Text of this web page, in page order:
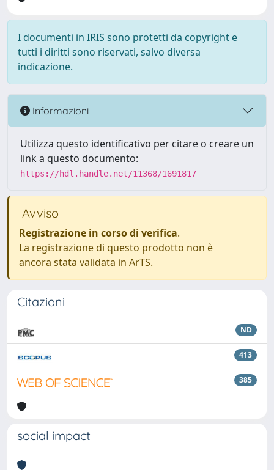
I documenti in IRIS sono protetti da copyright e
tutti i diritti sono riservati, salvo diversa
indicazione.
Informazioni
Utilizza questo identificativo per citare o creare un
link a questo documento:
https://hdl.handle.net/11368/1691817
Avviso
Registrazione in corso di verifica.
La registrazione di questo prodotto non è
ancora stata validata in ArTS.
Citazioni
ND
413
385
social impact